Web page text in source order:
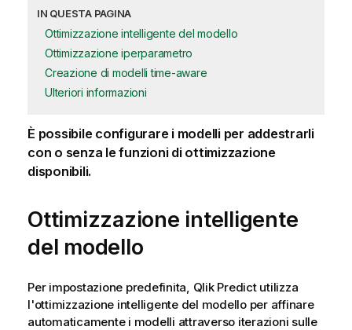
IN QUESTA PAGINA
Ottimizzazione intelligente del modello
Ottimizzazione iperparametro
Creazione di modelli time-aware
Ulteriori informazioni
È possibile configurare i modelli per addestrarli
con o senza le funzioni di ottimizzazione
disponibili.
Ottimizzazione intelligente
del modello
Per impostazione predefinita, Qlik Predictutilizza
l'ottimizzazione intelligente del modello per affinare
automaticamente i modelli attraverso iterazioni sulle